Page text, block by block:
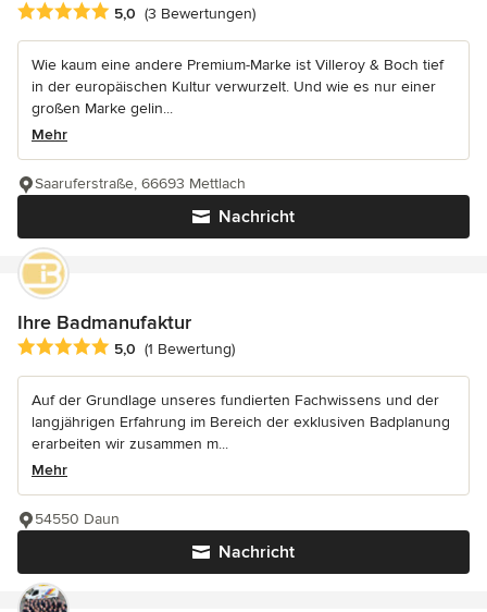
Durchschnittliche Bewertung: 5 von 5 Sternen
5,0 (3 Bewertungen)
Wie kaum eine andere Premium-Marke ist Villeroy & Boch tief
in der europäischen Kultur verwurzelt. Und wie es nur einer
großen Marke gelin...
Mehr
Nachricht
Saaruferstraße, 66693 Mettlach
Ihre Badmanufaktur
Durchschnittliche Bewertung: 5 von 5 Sternen
5,0 (1 Bewertung)
Auf der Grundlage unseres fundierten Fachwissens und der
langjährigen Erfahrung im Bereich der exklusiven Badplanung
erarbeiten wir zusammen m...
Mehr
Nachricht
54550 Daun